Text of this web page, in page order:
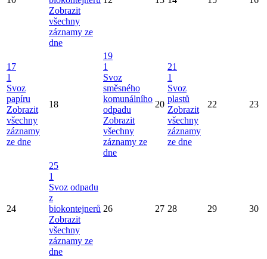
Zobrazit
všechny
záznamy ze
dne
17
1
Svoz
papíru
Zobrazit
všechny
záznamy
ze dne
18
19
1
Svoz
směsného
komunálního
odpadu
Zobrazit
všechny
záznamy ze
dne
20
21
1
Svoz
plastů
Zobrazit
všechny
záznamy
ze dne
22 23
24
25
1
Svoz odpadu
z
biokontejnerů
Zobrazit
všechny
záznamy ze
dne
26 27 28 29 30